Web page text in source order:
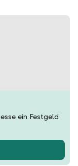
ein Festgeld